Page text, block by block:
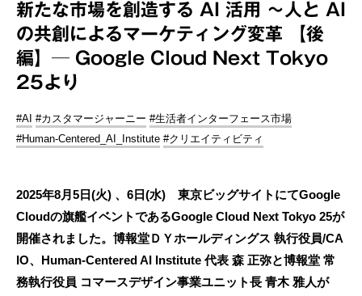
新たな市場を創造する AI 活用 ～人と AI
の共創によるマーケティング変革 【後
編】─ Google Cloud Next Tokyo
25より
#AI #カスタマージャーニー #生活者インターフェース市場
#Human-Centered_AI_Institute #クリエイティビティ
2025年8月5日(火) 、6日(水) 東京ビッグサイトにてGoogle
Cloudの旗艦イベントであるGoogle Cloud Next Tokyo 25が
開催されました。博報堂ＤＹホールディングス 執行役員/CA
IO、Human-Centered AI Institute 代表 森 正弥と博報堂 常
務執行役員 コマースデザイン事業ユニット長 青木 雅人が